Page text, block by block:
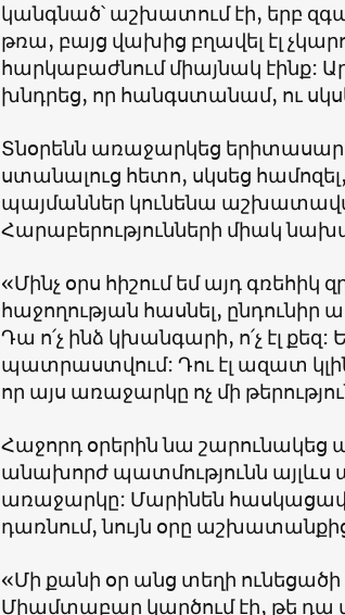
կանգնած՝ աշխատում էի, երբ
թռա, բայց վախից բղավել էլ
հարկաբաժնում միայնակ էինք:
խնդրեց, որ հանգստանամ, ու
Տնօրենն առաջարկեց
ստանալուց հետո, սկսեց
պայմաններ կունենա
Հարաբերությունների միակ
«Մինչ օրս հիշում եմ այդ գռեհիկ
հաջողության հասնել, ընդունիր
Դա ո՛չ ինձ կխանգարի, ո՛չ էլ
պատրաստվում: Դու էլ ազատ
որ այս առաջարկը ոչ մի
Հաջորդ օրերին նա շարունակեց
անախորժ պատմությունն այլևս
առաջարկը: Մարինեն հասկացավ,
դառնում, նույն օրը
«Մի քանի օր անց տեղի
Միամտաբար կարծում էի, թե դա